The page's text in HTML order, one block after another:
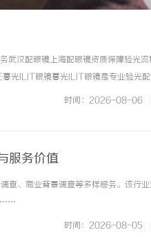
武汉配眼镜上海配眼镜资质保障验光
ILIT眼镜暮光ILIT眼镜是专业验光配
品镜片、透明价格和直营售后为基础
时间：2026-08-06
服务价值
查、商业背景调查等多样服务。该行
时间：2026-08-05